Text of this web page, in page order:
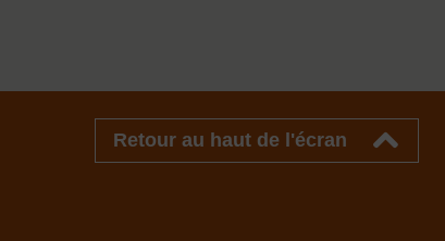
Retour au haut de l'écran